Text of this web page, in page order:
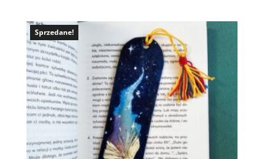
Sprzedane!